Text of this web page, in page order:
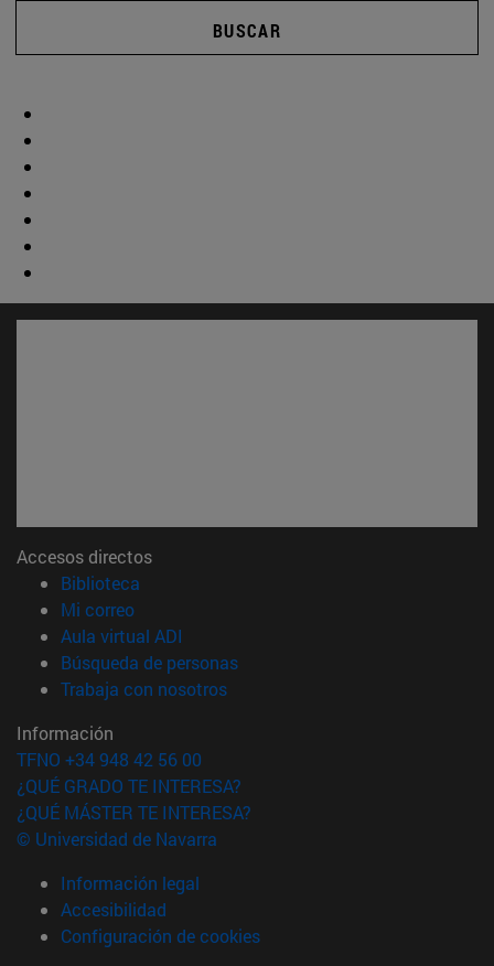
BUSCAR
Accesos directos
Biblioteca
Mi correo(abre en nueva ventana)
Aula virtual ADI
Búsqueda de personas(abre en nueva ventana)
Trabaja con nosotros(abre en nueva ventana)
Información
TFNO +34 948 42 56 00
¿QUÉ GRADO TE INTERESA?
¿QUÉ MÁSTER TE INTERESA?
© Universidad de Navarra
Información legal
Accesibilidad
Configuración de cookies